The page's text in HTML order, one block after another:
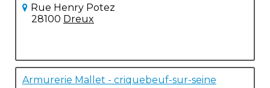
Rue Henry Potez
28100 Dreux
Armurerie Mallet - criquebeuf-sur-seine